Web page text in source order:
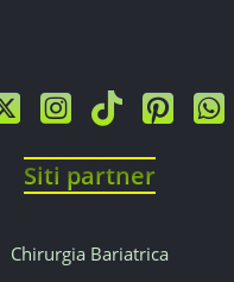
Siti partner
Chirurgia Bariatrica